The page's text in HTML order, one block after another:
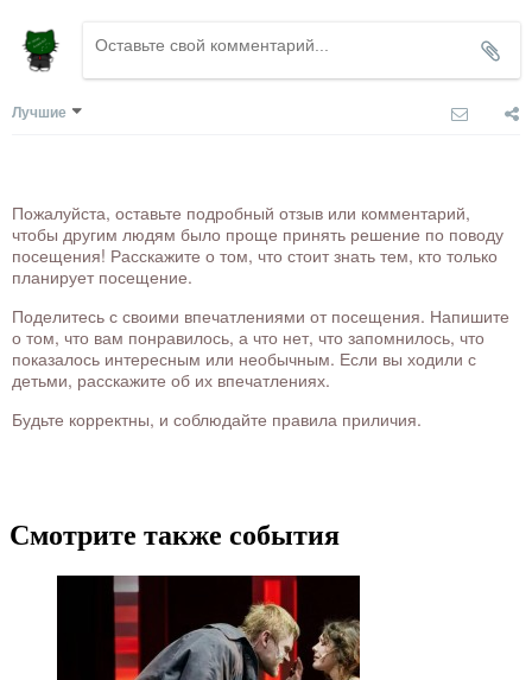
Лучшие
Пожалуйста, оставьте подробный отзыв или комментарий,
чтобы другим людям было проще принять решение по поводу
посещения! Расскажите о том, что стоит знать тем, кто только
планирует посещение.
Поделитесь с своими впечатлениями от посещения. Напишите
о том, что вам понравилось, а что нет, что запомнилось, что
показалось интересным или необычным. Если вы ходили с
детьми, расскажите об их впечатлениях.
Будьте корректны, и соблюдайте правила приличия.
Смотрите также события